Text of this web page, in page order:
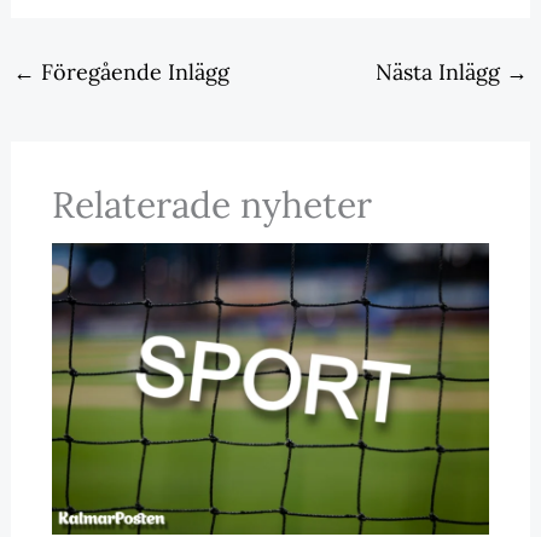
← Föregående Inlägg Nästa Inlägg →
Relaterade nyheter